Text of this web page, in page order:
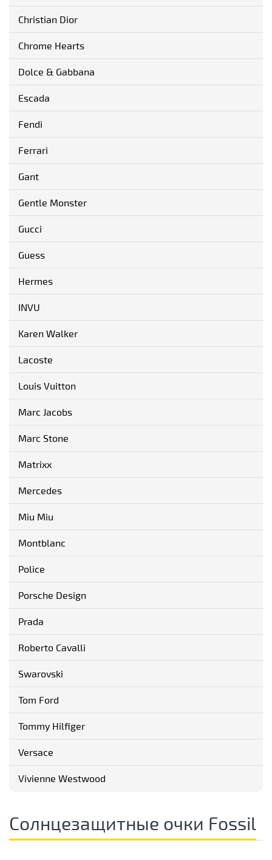
Christian Dior
Chrome Hearts
Dolce & Gabbana
Escada
Fendi
Ferrari
Gant
Gentle Monster
Gucci
Guess
Hermes
INVU
Karen Walker
Lacoste
Louis Vuitton
Marc Jacobs
Marc Stone
Matrixx
Mercedes
Miu Miu
Montblanc
Police
Porsche Design
Prada
Roberto Cavalli
Swarovski
Tom Ford
Tommy Hilfiger
Versace
Vivienne Westwood
Солнцезащитные очки Fossil